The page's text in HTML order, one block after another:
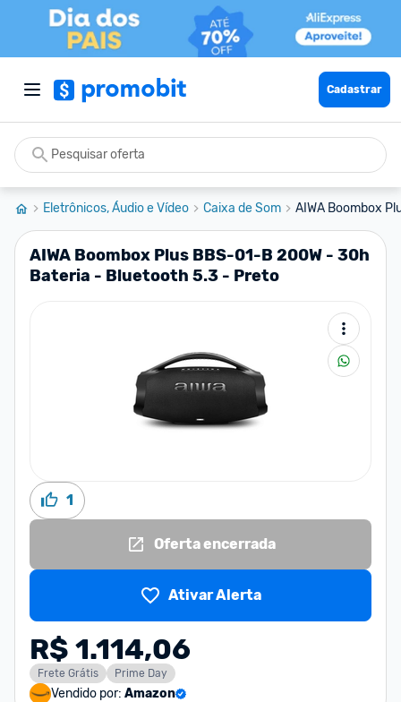
Cadastrar
Eletrônicos, Áudio e Vídeo Caixa de Som AIWA Boombox
AIWA Boombox Plus BBS-01-B 200W - 30h
Bateria - Bluetooth 5.3 - Preto
1
Oferta encerrada
Ativar Alerta
R$ 1.114,06
Frete Grátis Prime Day
Vendido por: Amazon